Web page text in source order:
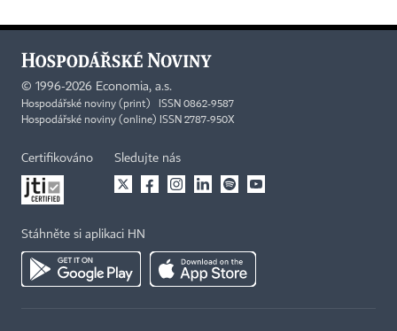
© 1996-2026 Economia, a.s.
Hospodářské noviny (print) ISSN 0862-9587
Hospodářské noviny (online) ISSN 2787-950X
Certifikováno Sledujte nás
Stáhněte si aplikaci HN